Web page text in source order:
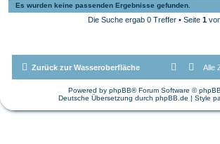
Es wurden keine passenden Ergebnisse gefunden.
Die Suche ergab 0 Treffer • Seite 1
Zurück zur Wasseroberfläche Alle
Powered by phpBB® Forum Software ©
Deutsche Übersetzung durch phpBB.de | Style